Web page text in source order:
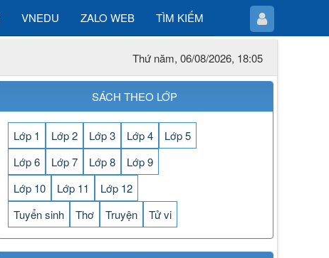
VNEDU ZALO WEB TÌM KIẾM
Thứ năm, 06/08/2026, 18:05
SÁCH THEO LỚP
Lớp 1 Lớp 2 Lớp 3 Lớp 4
Lớp 5
Lớp 6
Lớp 7 Lớp 8
Lớp 9
Lớp 10
Lớp 11
Lớp 12
Tuyển sinh
Thơ Truyện Tử vi